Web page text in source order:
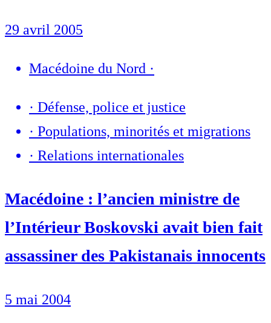
29 avril 2005
Macédoine du Nord ·
· Défense, police et justice
· Populations, minorités et migrations
· Relations internationales
Macédoine : l’ancien ministre de
l’Intérieur Boskovski avait bien fait
assassiner des Pakistanais innocents
5 mai 2004